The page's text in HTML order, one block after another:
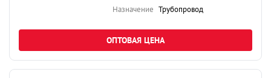
Назначение Трубопровод
ОПТОВАЯ ЦЕНА